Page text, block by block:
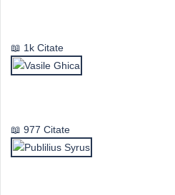
1k Citate
977 Citate